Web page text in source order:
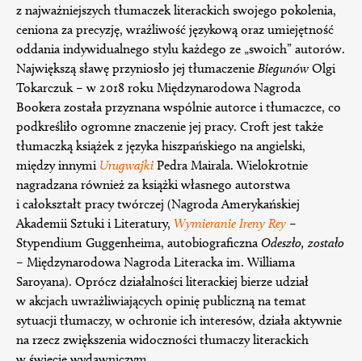
z najważniejszych tłumaczek literackich swojego pokolenia,
ceniona za precyzję, wrażliwość językową oraz umiejętność
oddania indywidualnego stylu każdego ze „swoich” autorów.
Największą sławę przyniosło jej tłumaczenie Biegunów Olgi
Tokarczuk – w 2018 roku Międzynarodowa Nagroda
Bookera została przyznana wspólnie autorce i tłumaczce, co
podkreśliło ogromne znaczenie jej pracy. Croft jest także
tłumaczką książek z języka hiszpańskiego na angielski,
między innymi Urugwajki Pedra Mairala. Wielokrotnie
nagradzana również za książki własnego autorstwa
i całokształt pracy twórczej (Nagroda Amerykańskiej
Akademii Sztuki i Literatury, Wymieranie Ireny Rey –
Stypendium Guggenheima, autobiograficznaOdeszło, zostało
– Międzynarodowa Nagroda Literacka im. Williama
Saroyana). Oprócz działalności literackiej bierze udział
w akcjach uwrażliwiających opinię publiczną na temat
sytuacji tłumaczy, w ochronie ich interesów, działa aktywnie
na rzecz zwiększenia widoczności tłumaczy literackich